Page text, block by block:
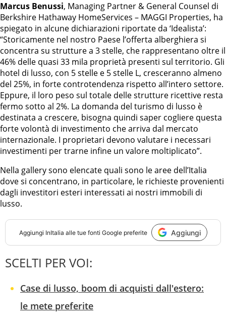
Marcus Benussi, Managing Partner & General Counsel di
Berkshire Hathaway HomeServices – MAGGI Properties, ha
spiegato in alcune dichiarazioni riportate da ‘Idealista’:
“Storicamente nel nostro Paese l’offerta alberghiera si
concentra su strutture a 3 stelle, che rappresentano oltre il
46% delle quasi 33 mila proprietà presenti sul territorio. Gli
hotel di lusso, con 5 stelle e 5 stelle L, cresceranno almeno
del 25%, in forte controtendenza rispetto all’intero settore.
Eppure, il loro peso sul totale delle strutture ricettive resta
fermo sotto al 2%. La domanda del turismo di lusso è
destinata a crescere, bisogna quindi saper cogliere questa
forte volontà di investimento che arriva dal mercato
internazionale. I proprietari devono valutare i necessari
investimenti per trarne infine un valore moltiplicato”.
Nella gallery sono elencate quali sono le aree dell’Italia
dove si concentrano, in particolare, le richieste provenienti
dagli investitori esteri interessati ai nostri immobili di
lusso.
Aggiungi InItalia alle tue fonti Google preferite Aggiungi
SCELTI PER VOI:
Case di lusso, boom di acquisti dall'estero:
le mete preferite